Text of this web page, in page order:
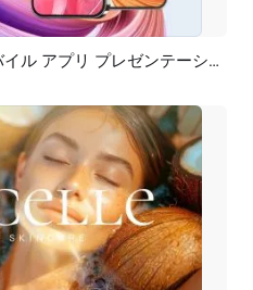
AI再生成 流れるような曲線技術のモバイル アプリ プレゼンテーション モックアップ 製品プロモーション